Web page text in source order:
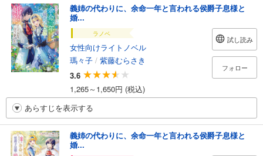
義姉の代わりに、余命一年と言われる侯爵子息様と
婚...
ラノベ
女性向けライトノベル
瑪々子 / 紫藤むらさき
3.6
1,265～1,650円 (税込)
試し読み
フォロー
あらすじを表示する
義姉の代わりに、余命一年と言われる侯爵子息様と
婚...